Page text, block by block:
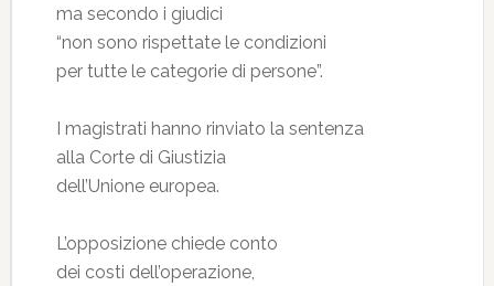
ma secondo i giudici
“non sono rispettate le condizioni
per tutte le categorie di persone”.
I magistrati hanno rinviato la sentenza
alla Corte di Giustizia
dell’Unione europea.
L’opposizione chiede conto
dei costi dell’operazione,